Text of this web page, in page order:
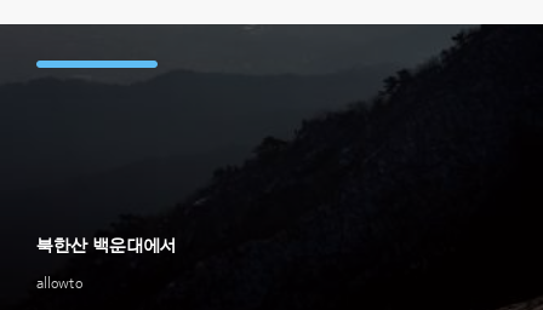
allowto
북한산 백운대에서